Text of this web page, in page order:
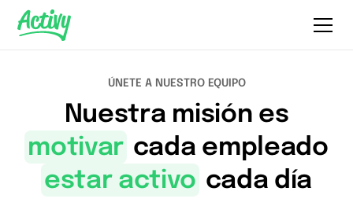
ÚNETE A NUESTRO EQUIPO
Nuestra misión es
motivar cada empleado
estar activo cada día